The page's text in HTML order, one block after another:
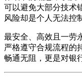
可以避免大部分技术
风险却是个人无法控
最安全、高效且一劳
严格遵守合规流程的
畅通无阻，更是对银